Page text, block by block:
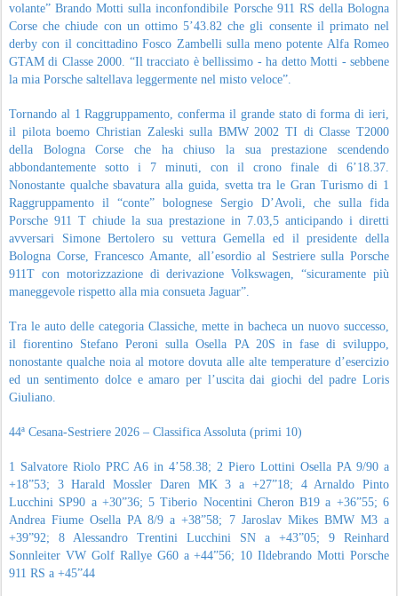
volante” Brando Motti sulla inconfondibile Porsche 911 RS della Bologna
Corse che chiude con un ottimo 5’43.82 che gli consente il primato nel
derby con il concittadino Fosco Zambelli sulla meno potente Alfa Romeo
GTAM di Classe 2000. “Il tracciato è bellissimo - ha detto Motti - sebbene
la mia Porsche saltellava leggermente nel misto veloce”.
Tornando al 1 Raggruppamento, conferma il grande stato di forma di ieri,
il pilota boemo Christian Zaleski sulla BMW 2002 TI di Classe T2000
della Bologna Corse che ha chiuso la sua prestazione scendendo
abbondantemente sotto i 7 minuti, con il crono finale di 6’18.37.
Nonostante qualche sbavatura alla guida, svetta tra le Gran Turismo di 1
Raggruppamento il “conte” bolognese Sergio D’Avoli, che sulla fida
Porsche 911 T chiude la sua prestazione in 7.03,5 anticipando i diretti
avversari Simone Bertolero su vettura Gemella ed il presidente della
Bologna Corse, Francesco Amante, all’esordio al Sestriere sulla Porsche
911T con motorizzazione di derivazione Volkswagen, “sicuramente più
maneggevole rispetto alla mia consueta Jaguar”.
Tra le auto delle categoria Classiche, mette in bacheca un nuovo successo,
il fiorentino Stefano Peroni sulla Osella PA 20S in fase di sviluppo,
nonostante qualche noia al motore dovuta alle alte temperature d’esercizio
ed un sentimento dolce e amaro per l’uscita dai giochi del padre Loris
Giuliano.
44ª Cesana-Sestriere 2026 – Classifica Assoluta (primi 10)
1 Salvatore Riolo PRC A6 in 4’58.38; 2 Piero Lottini Osella PA 9/90 a
+18”53; 3 Harald Mossler Daren MK 3 a +27”18; 4 Arnaldo Pinto
Lucchini SP90 a +30”36; 5 Tiberio Nocentini Cheron B19 a +36”55; 6
Andrea Fiume Osella PA 8/9 a +38”58; 7 Jaroslav Mikes BMW M3 a
+39”92; 8 Alessandro Trentini Lucchini SN a +43”05; 9 Reinhard
Sonnleiter VW Golf Rallye G60 a +44”56; 10 Ildebrando Motti Porsche
911 RS a +45”44